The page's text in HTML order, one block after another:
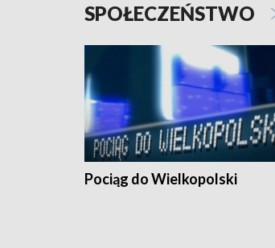
SPOŁECZEŃSTWO
Pociąg do Wielkopolski